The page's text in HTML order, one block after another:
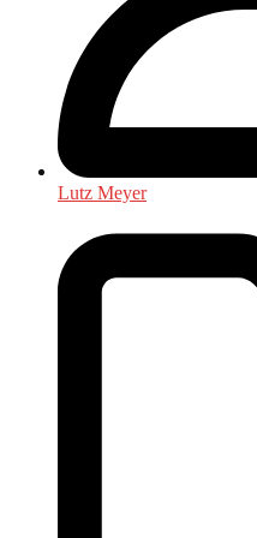
Lutz Meyer